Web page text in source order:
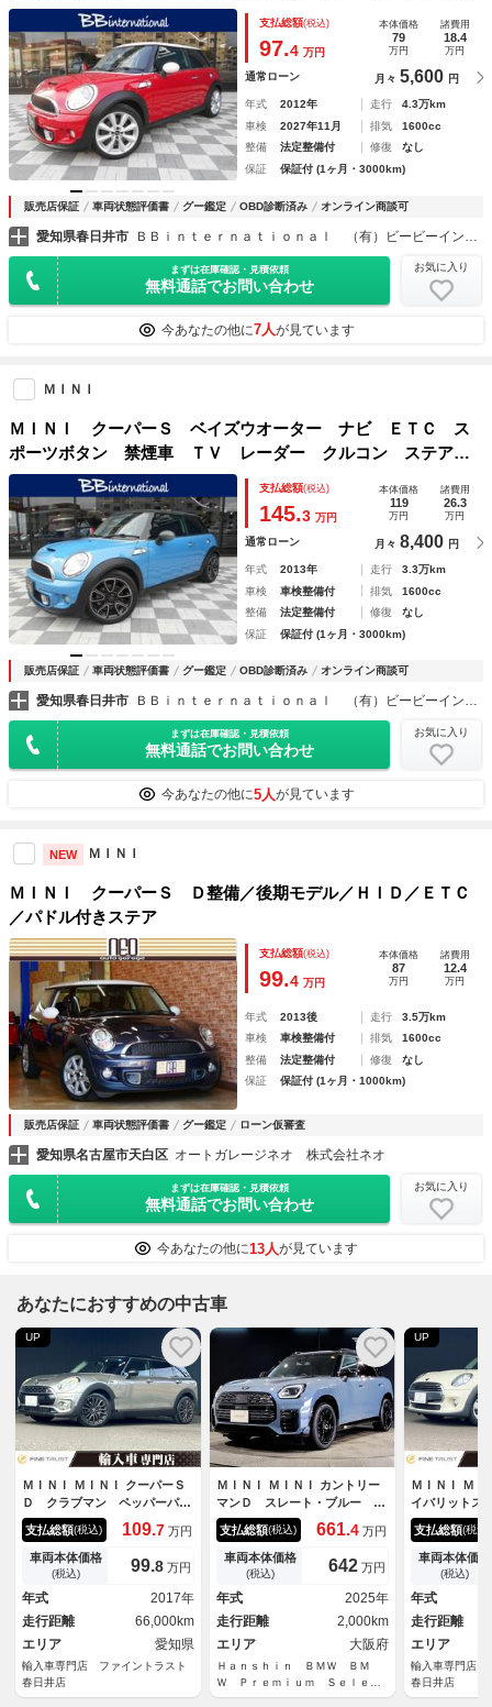
リア窓スモークフィルム クロームライン外装 ２０２１年製
ミシュランタイヤ ホワイトターンシグナル パドルスイッ
チ チリレッドボディ ホワイトルーフ スペアキー有
支払総額(税込)
97.4 万円
本体価格
79
万円
諸費用
18.4
万円
通常ローン 月々 5,600 円
年式 2012年 走行
4.3万km
車検
2027年11月 排気
1600cc
整備
法定整備付 修復
なし
保証
保証付 (1ヶ月・3000km)
販売店保証 車両状態評価書 グー鑑定 OBD診断済み オンライン商談可
愛知県春日井市
まずは在庫確認・見積依頼
無料通話でお問い合わせ
お気に入り
今あなたの他に7人が見ています
ＭＩＮＩ
ＭＩＮＩ クーパーＳ ベイズウオーター ナビ ＥＴＣ ス
ポーツボタン 禁煙車 ＴＶ レーダー クルコン ステアリ
ンリモコン リアウィンドウフィルム 特別仕様車 １７Ａ
Ｗ レザーシート シートヒーター クロームＩＮＴ 専用デ
ザイン内外装 カイトブルーボディ スペアキー有
支払総額(税込)
145.3 万円
本体価格
119
万円
諸費用
26.3
万円
通常ローン 月々 8,400 円
年式 2013年 走行
3.3万km
車検
車検整備付 排気
1600cc
整備
法定整備付 修復
なし
保証
保証付 (1ヶ月・3000km)
販売店保証 車両状態評価書 グー鑑定 OBD診断済み オンライン商談可
愛知県春日井市 ＢＢｉｎｔｅｒｎａｔｉｏｎａｌ （有）ビービーインターナショナル
まずは在庫確認・見積依頼
無料通話でお問い合わせ
お気に入り
今あなたの他に5人が見ています
NEW ＭＩＮＩ
ＭＩＮＩ クーパーＳ Ｄ整備／後期モデル／ＨＩＤ／ＥＴＣ
／パドル付きステア
支払総額(税込)
99.4 万円
本体価格
87
万円
諸費用
12.4
万円
年式 2013後 走行
3.5万km
車検
車検整備付 排気
1600cc
整備
法定整備付 修復
なし
保証
保証付 (1ヶ月・1000km)
販売店保証 車両状態評価書 グー鑑定 ローン仮審査
愛知県名古屋市天白区 オートガレージネオ 株式会社ネオ
まずは在庫確認・見積依頼
無料通話でお問い合わせ
お気に入り
今あなたの他に13人が見ています
あなたにおすすめの中古車
UP
ＭＩＮＩ ＭＩＮＩ クーパーＳ
Ｄ クラブマン ペッパーパッ
ケージ 純正１７インチアロイ
ホイール アダプティブクルー
ズコントロール コンフォート
アクセス ６ヶ月走行距離無制
限保証付 禁煙車 ＬＥＤヘッ
ドライト 純正ＨＤＤナビ バ
ックカメラ
支払総額(税込) 109.7 万円
車両本体価格
(税込) 99.8 万円
年式
2017年
走行距離
66,000km
エリア
愛知県
輸入車専門店 ファイントラスト
春日井店
ＭＩＮＩ ＭＩＮＩ カントリー
マンＤ スレート・ブルー 全
国限定２００台 専用ボディカ
ラー 専用１９インチアルミ
ＪＣＷスポーツシート 全周囲
カメラ ヘッドアップディスプ
レイ ｈａｒｍａｎ／ｋａｒｄ
ｏｎ シートヒーター 電動リ
アゲート 追従型クルコン
支払総額(税込) 661.4 万円
車両本体価格
(税込) 642 万円
年式
2025年
走行距離
2,000km
エリア
大阪府
Ｈａｎｓｈｉｎ ＢＭＷ ＢＭ
Ｗ Ｐｒｅｍｉｕｍ Ｓｅｌｅｃ
ｔｉｏｎ 箕面
UP
ＭＩＮＩ Ｍ
イバリットス
行距離無制限
ナビ 禁煙車
５インチア
レスエント
ー Ｂｌｕｅ
モード付オー
支払総額(税込)
車両本体価格
(税込)
年式
走行距離
エリア
輸入車専門店
春日井店